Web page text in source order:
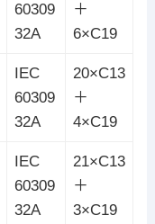
60309
32A
＋
6×C19
IEC
60309
32A
20×C13
＋
4×C19
IEC
60309
32A
21×C13
＋
3×C19